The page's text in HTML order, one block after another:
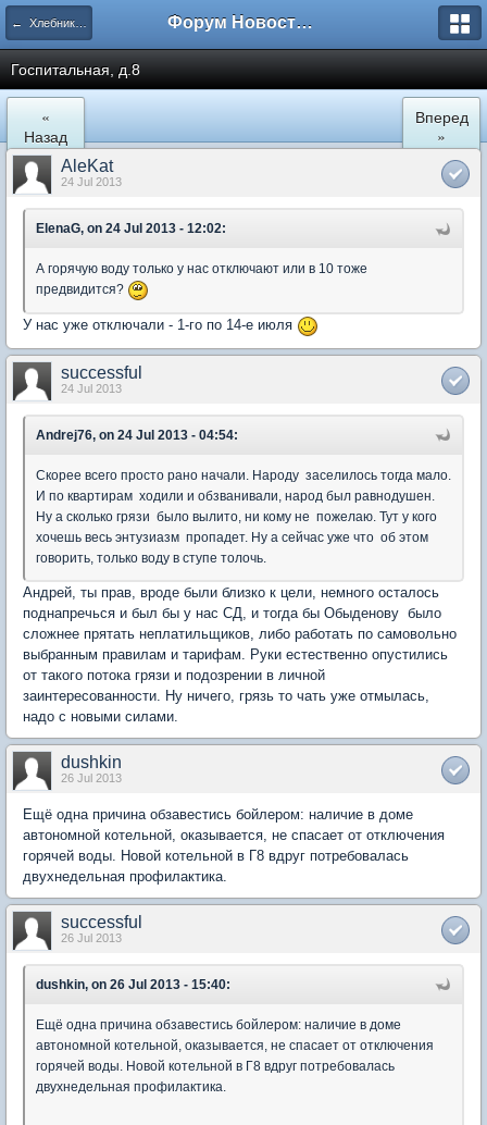
← Хлебниково Форум Новостройки
Госпитальная, д.8
«
Назад
Вперед
»
AleKat
24 Jul 2013
ElenaG, on 24 Jul 2013 - 12:02:
А горячую воду только у нас отключают или в 10 тоже
предвидится?
У нас уже отключали - 1-го по 14-е июля
successful
24 Jul 2013
Andrej76, on 24 Jul 2013 - 04:54:
Скорее всего просто рано начали. Народу заселилось тогда мало.
И по квартирам ходили и обзванивали, народ был равнодушен.
Ну а сколько грязи было вылито, ни кому не пожелаю. Тут у кого
хочешь весь энтузиазм пропадет. Ну а сейчас уже что об этом
говорить, только воду в ступе толочь.
Андрей, ты прав, вроде были близко к цели, немного осталось
поднапречься и был бы у нас СД, и тогда бы Обыденову было
сложнее прятать неплатильщиков, либо работать по самовольно
выбранным правилам и тарифам. Руки естественно опустились
от такого потока грязи и подозрении в личной
заинтересованности. Ну ничего, грязь то чать уже отмылась,
надо с новыми силами.
dushkin
26 Jul 2013
Ещё одна причина обзавестись бойлером: наличие в доме
автономной котельной, оказывается, не спасает от отключения
горячей воды. Новой котельной в Г8 вдруг потребовалась
двухнедельная профилактика.
successful
26 Jul 2013
dushkin, on 26 Jul 2013 - 15:40:
Ещё одна причина обзавестись бойлером: наличие в доме
автономной котельной, оказывается, не спасает от отключения
горячей воды. Новой котельной в Г8 вдруг потребовалась
двухнедельная профилактика.